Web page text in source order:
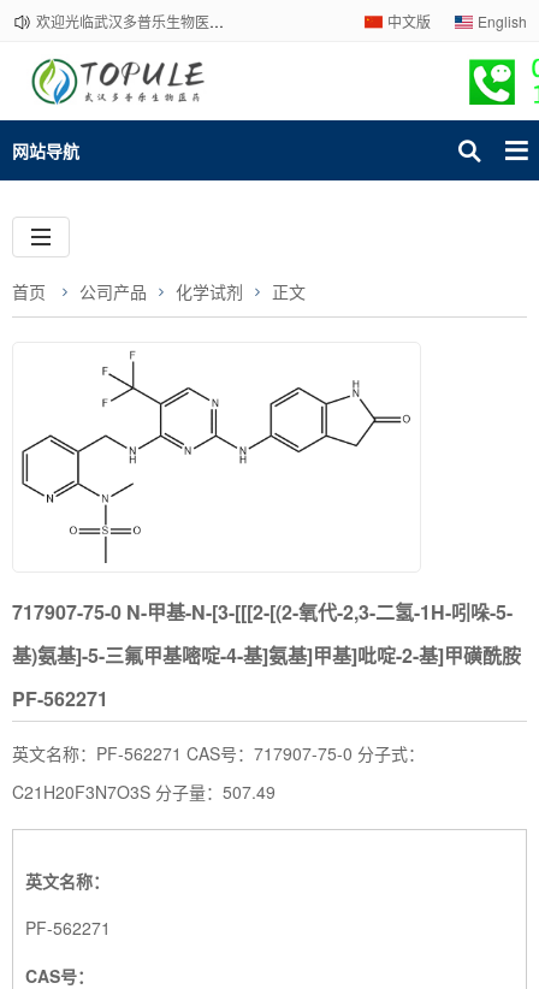
欢迎光临武汉多普乐生物医药有限公司官网！下单请咨询客服，我们热情为您服务！ 中文版 English
网站导航
首页 公司产品 化学试剂 正文
717907-75-0 N-甲基-N-[3-[[[2-[(2-氧代-2,3-二氢-1H-吲哚-5-
基)氨基]-5-三氟甲基嘧啶-4-基]氨基]甲基]吡啶-2-基]甲磺酰胺
PF-562271
英文名称：PF-562271 CAS号：717907-75-0 分子式：
C21H20F3N7O3S 分子量：507.49
英文名称：
PF-562271
CAS号：